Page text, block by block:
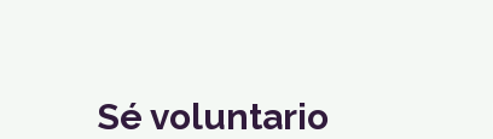
Sé voluntario